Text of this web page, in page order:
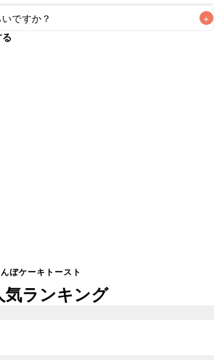
ですか？ +
日中が目安です。なるべくお早めにお召
ぼケーキトースト
気ランキング